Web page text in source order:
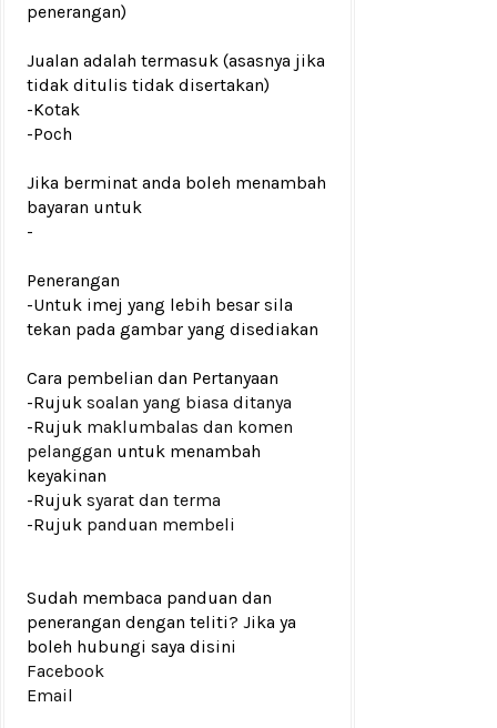
penerangan)
Jualan adalah termasuk (asasnya jika
tidak ditulis tidak disertakan)
-Kotak
-Poch
Jika berminat anda boleh menambah
bayaran untuk
-
Penerangan
-Untuk imej yang lebih besar sila
tekan pada gambar yang disediakan
Cara pembelian dan Pertanyaan
-Rujuk soalan yang biasa ditanya
-Rujuk maklumbalas dan komen
pelanggan untuk menambah
keyakinan
-Rujuk syarat dan terma
-Rujuk panduan membeli
Sudah membaca panduan dan
penerangan dengan teliti? Jika ya
boleh hubungi saya disini
Facebook
Email